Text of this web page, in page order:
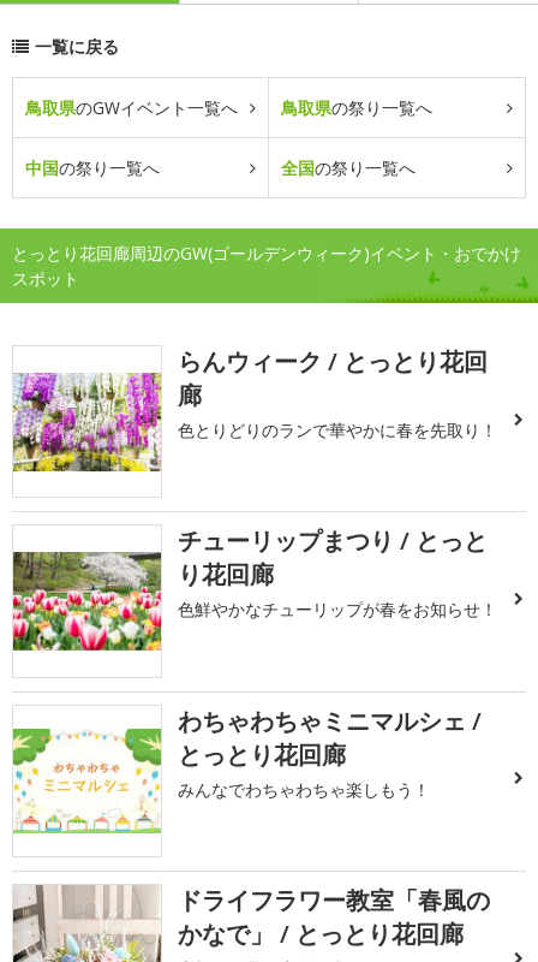
一覧に戻る
鳥取県のGWイベント一覧へ 鳥取県の祭り一覧へ
中国の祭り一覧へ 全国の祭り一覧へ
とっとり花回廊周辺のGW(ゴールデンウィーク)イベント・おでかけ
スポット
らんウィーク / とっとり花回
廊
色とりどりのランで華やかに春を先取り！
チューリップまつり / とっと
り花回廊
色鮮やかなチューリップが春をお知らせ！
わちゃわちゃミニマルシェ /
とっとり花回廊
みんなでわちゃわちゃ楽しもう！
ドライフラワー教室「春風の
かなで」 / とっとり花回廊